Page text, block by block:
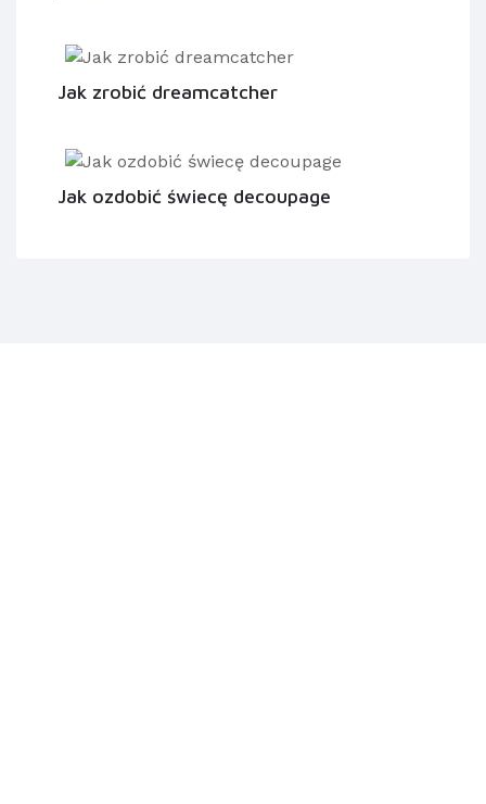
Jak zrobić dreamcatcher
Jak ozdobić świecę decoupage